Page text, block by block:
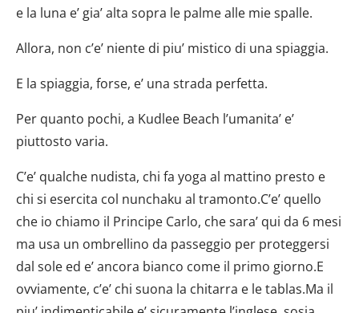
e la luna e’ gia’ alta sopra le palme alle mie spalle.
Allora, non c’e’ niente di piu’ mistico di una spiaggia.
E la spiaggia, forse, e’ una strada perfetta.
Per quanto pochi, a Kudlee Beach l’umanita’ e’
piuttosto varia.
C’e’ qualche nudista, chi fa yoga al mattino presto e
chi si esercita col nunchaku al tramonto.C’e’ quello
che io chiamo il Principe Carlo, che sara’ qui da 6 mesi
ma usa un ombrellino da passeggio per proteggersi
dal sole ed e’ ancora bianco come il primo giorno.E
ovviamente, c’e’ chi suona la chitarra e le tablas.Ma il